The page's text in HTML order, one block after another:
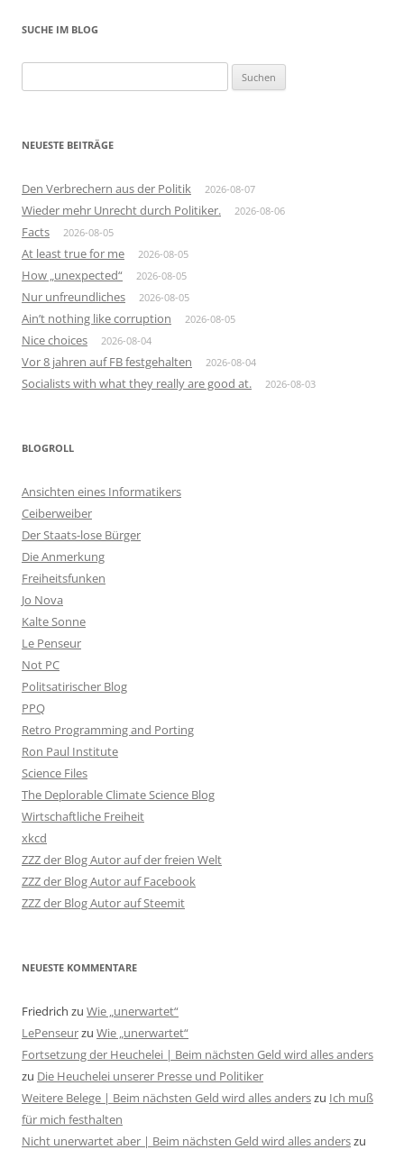
SUCHE IM BLOG
nach:
NEUESTE BEITRÄGE
Den Verbrechern aus der Politik 2026-08-07
Wieder mehr Unrecht durch Politiker. 2026-08-06
Facts 2026-08-05
At least true for me 2026-08-05
How „unexpected“ 2026-08-05
Nur unfreundliches 2026-08-05
Ain’t nothing like corruption 2026-08-05
Nice choices 2026-08-04
Vor 8 jahren auf FB festgehalten 2026-08-04
Socialists with what they really are good at. 2026-08-03
BLOGROLL
Ansichten eines Informatikers
Ceiberweiber
Der Staats-lose Bürger
Die Anmerkung
Freiheitsfunken
Jo Nova
Kalte Sonne
Le Penseur
Not PC
Politsatirischer Blog
PPQ
Retro Programming and Porting
Ron Paul Institute
Science Files
The Deplorable Climate Science Blog
Wirtschaftliche Freiheit
xkcd
ZZZ der Blog Autor auf der freien Welt
ZZZ der Blog Autor auf Facebook
ZZZ der Blog Autor auf Steemit
NEUESTE KOMMENTARE
Friedrich zu Wie „unerwartet“
LePenseurzu Wie „unerwartet“
Fortsetzung der Heuchelei | Beim nächsten Geld wird alles anders
zu Die Heuchelei unserer Presse und Politiker
Weitere Belege | Beim nächsten Geld wird alles anderszu Ich muß
für mich festhalten
Nicht unerwartet aber | Beim nächsten Geld wird alles anderszu